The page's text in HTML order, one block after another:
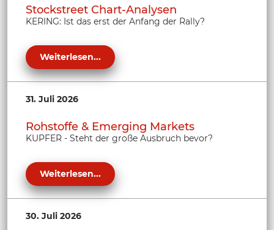
Stockstreet Chart-Analysen
KERING: Ist das erst der Anfang der Rally?
Weiterlesen...
31. Juli 2026
Rohstoffe & Emerging Markets
KUPFER - Steht der große Ausbruch bevor?
Weiterlesen...
30. Juli 2026